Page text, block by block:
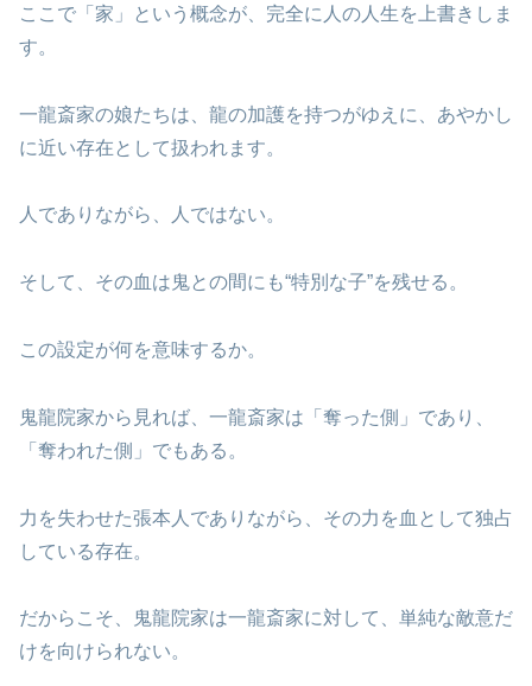
ここで「家」という概念が、完全に人の人生を上書きしま
す。
一龍斎家の娘たちは、龍の加護を持つがゆえに、あやかし
に近い存在として扱われます。
人でありながら、人ではない。
そして、その血は鬼との間にも“特別な子”を残せる。
この設定が何を意味するか。
鬼龍院家から見れば、一龍斎家は「奪った側」であり、
「奪われた側」でもある。
力を失わせた張本人でありながら、その力を血として独占
している存在。
だからこそ、鬼龍院家は一龍斎家に対して、単純な敵意だ
けを向けられない。